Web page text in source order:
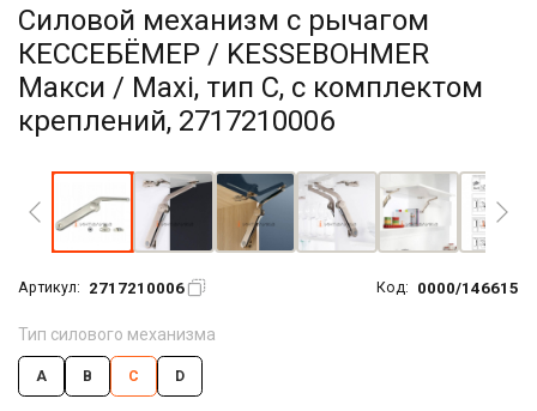
Силовой механизм с рычагом
КЕССЕБЁМЕР / KESSEBOHMER
Макси / Maxi, тип С, с комплектом
креплений, 2717210006
Артикул: 2717210006 Код: 0000/146615
Тип силового механизма
A B C D